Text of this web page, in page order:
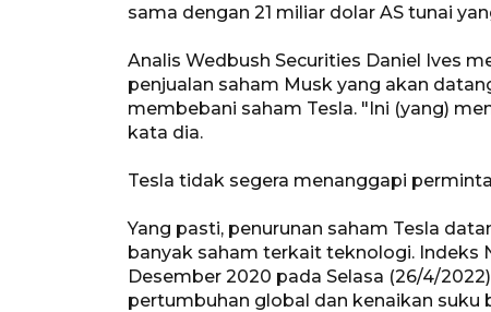
sama dengan 21 miliar dolar AS tunai
Analis Wedbush Securities Daniel Ives
penjualan saham Musk yang akan
membebani saham Tesla. "Ini (yang)
kata dia.
Tesla tidak segera menanggapi
Yang pasti, penurunan saham Tesla
banyak saham terkait teknologi. Indeks
Desember 2020 pada Selasa (26/4/
pertumbuhan global dan kenaikan suku